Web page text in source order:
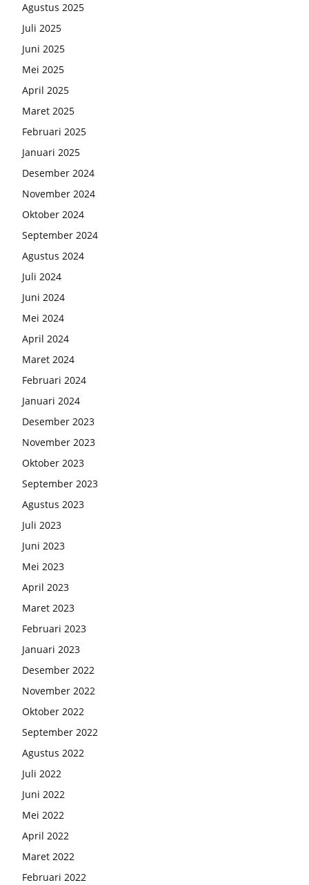
Agustus 2025
Juli 2025
Juni 2025
Mei 2025
April 2025
Maret 2025
Februari 2025
Januari 2025
Desember 2024
November 2024
Oktober 2024
September 2024
Agustus 2024
Juli 2024
Juni 2024
Mei 2024
April 2024
Maret 2024
Februari 2024
Januari 2024
Desember 2023
November 2023
Oktober 2023
September 2023
Agustus 2023
Juli 2023
Juni 2023
Mei 2023
April 2023
Maret 2023
Februari 2023
Januari 2023
Desember 2022
November 2022
Oktober 2022
September 2022
Agustus 2022
Juli 2022
Juni 2022
Mei 2022
April 2022
Maret 2022
Februari 2022